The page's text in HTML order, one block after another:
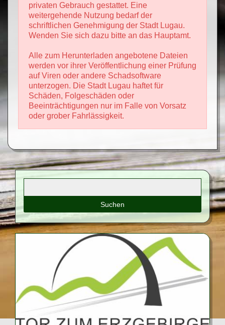
privaten Gebrauch gestattet. Eine
weitergehende Nutzung bedarf der
schriftlichen Genehmigung der Stadt Lugau.
Wenden Sie sich dazu bitte an das Hauptamt.
Alle zum Herunterladen angebotene Dateien
werden vor ihrer Veröffentlichung einer Prüfung
auf Viren oder andere Schadsoftware
unterzogen. Die Stadt Lugau haftet für
Schäden, Folgeschäden oder
Beeinträchtigungen nur im Falle von Vorsatz
oder grober Fahrlässigkeit.